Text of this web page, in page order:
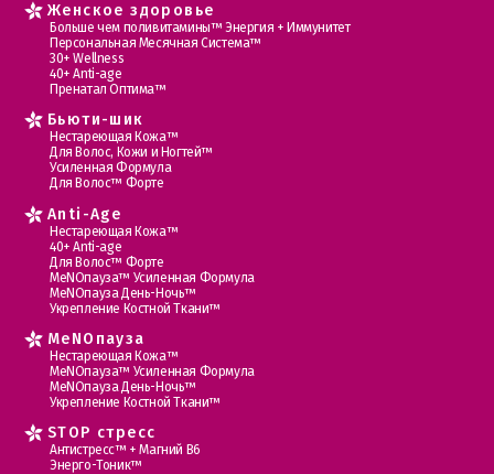
Женское здоровье
Больше чем поливитамины™ Энергия + Иммунитет
Персональная Месячная Система™
30+ Wellness
40+ Anti-age
Пренатал Оптима™
Бьюти-шик
Нестареющая Кожа™
Для Волос, Кожи и Ногтей™
Усиленная Формула
Для Волос™ Форте
Anti-Age
Нестареющая Кожа™
40+ Anti-age
Для Волос™ Форте
МеNOпауза™ Усиленная Формула
МеNOпауза День-Ночь™
Укрепление Костной Ткани™
MеNOпауза
Нестареющая Кожа™
МеNOпауза™ Усиленная Формула
МеNOпауза День-Ночь™
Укрепление Костной Ткани™
STOP стресс
Антистресс™ + Магний В6
Энерго-Тоник™